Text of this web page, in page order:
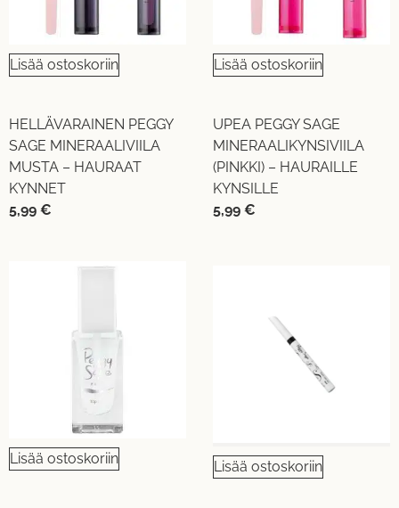
Lisää ostoskoriin
HELLÄVARAINEN PEGGY
SAGE MINERAALIVIILA
MUSTA – HAURAAT
KYNNET
5,99 €
Lisää ostoskoriin
UPEA PEGGY SAGE
MINERAALIKYNSIVIILA
(PINKKI) – HAURAILLE
KYNSILLE
5,99 €
Lisää ostoskoriin
Lisää ostoskoriin